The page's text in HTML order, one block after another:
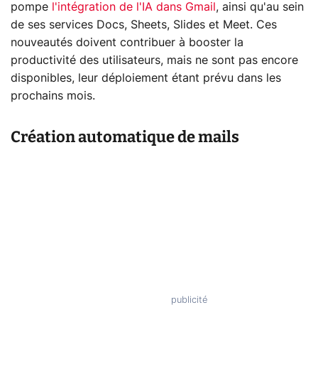
pompe
l'intégration de l'IA dans Gmail , ainsi qu'au sein
de ses services Docs, Sheets, Slides et Meet. Ces
nouveautés doivent contribuer à booster la
productivité des utilisateurs, mais ne sont pas encore
disponibles, leur déploiement étant prévu dans les
prochains mois.
Création automatique de mails